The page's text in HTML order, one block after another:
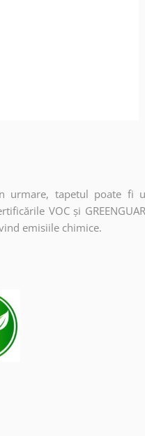
urmare, tapetul poate fi
VOC și
emisiile chimice.